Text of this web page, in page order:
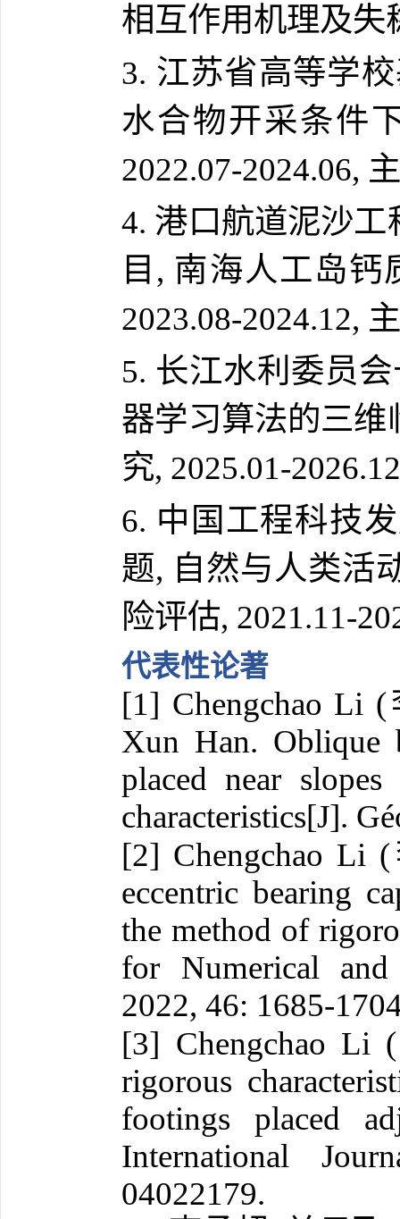
相互作用机理及失
3. 江苏省高等学
水合物开采条件
2022.07-2024.06,
4. 港口航道泥沙
目, 南海人工岛
2023.08-2024.12,
5. 长江水利委员
器学习算法的三
究, 2025.01-
6. 中国工程科技
题, 自然与人类活
险评估, 2021.11-
代表性论著
[1] Chengchao Li (
Xun Han. Oblique
placed near
characteristics[J].
[2] Chengchao Li (
eccentric bearing
the method of
for Numerical and
2022, 46: 1685-
[3] Chengchao Li (
rigorous
footings placed
International
04022179.